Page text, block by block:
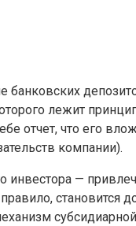
банковских
лежит
отчет, что его
компании).
инвестора —
становится
субсидиарной